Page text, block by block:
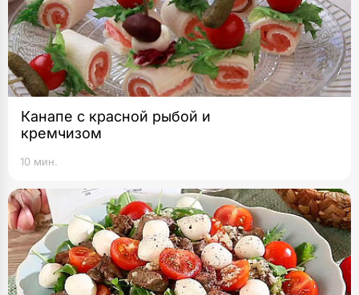
Канапе с красной рыбой и
кремчизом
10 мин.